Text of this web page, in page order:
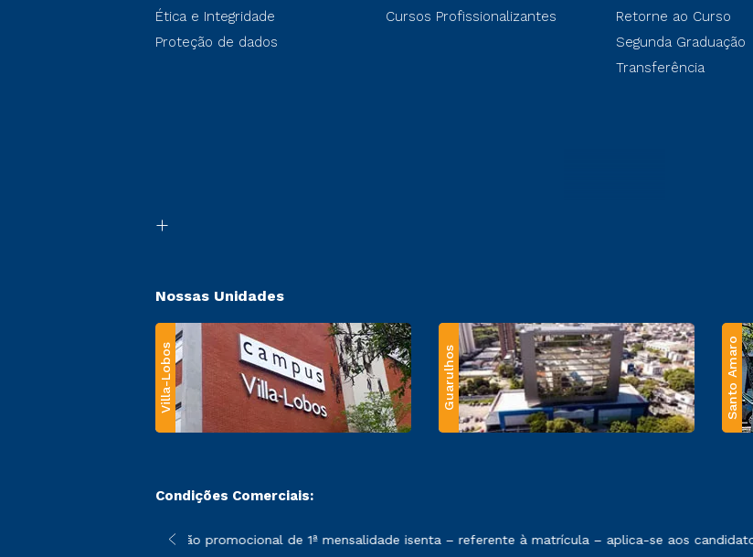
Ética e Integridade
Proteção de dados
Cursos Profissionalizantes
Retorne ao Curso
Segunda Graduação
Transferência
Nossas Unidades
Villa-Lobos Guarulhos Santo Amaro
Condições Comerciais:
sofrer alterações nos períodos de rematrícula conforme exposto no contrato de prestação de serviços.
*A condição promocional de 1ª mensalidade isenta – referente à matrícula – aplica-se aos